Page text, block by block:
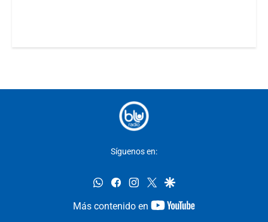
Síguenos en:
whatsappfacebookinstagram
twittergoogle
Más contenido en
youtube-